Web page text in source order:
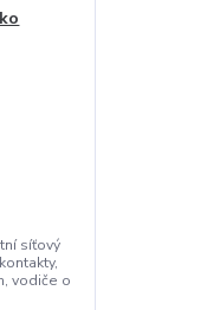
síťový
vodiče o